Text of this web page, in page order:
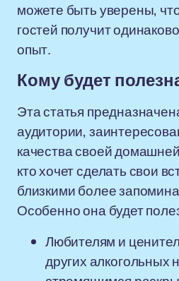
можете быть уверены,
гостей получит
опыт.
Кому будет
Эта статья
аудитории,
качества своей
кто хочет сделать свои
близкими более
Особенно она будет
Любителям и
других алкогольных